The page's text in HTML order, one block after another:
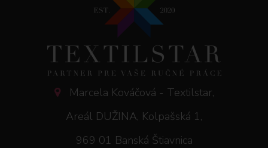
Marcela Kováčová - Textilstar,
Areál DUŽINA, Kolpašská 1,
969 01 Banská Štiavnica